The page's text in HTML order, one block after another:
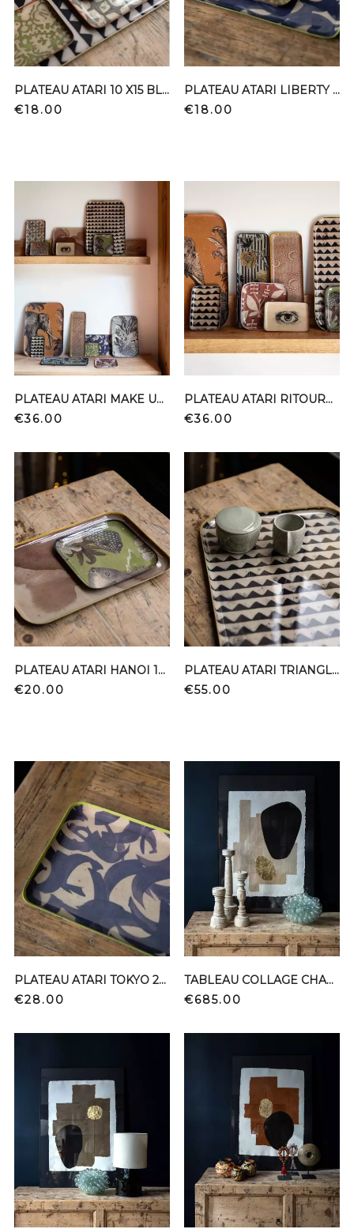
PLATEAU ATARI 10 X15 BLINK
Price
€18.00
PLATEAU ATARI LIBERTY MENTHE 10*15
Price
€18.00
PLATEAU ATARI MAKE UP 11X33
Price
€36.00
PLATEAU ATARI RITOURNELLE 11X33
Price
€36.00
PLATEAU ATARI HANOI 16*16
Price
€20.00
PLATEAU ATARI TRIANGLE NOIR 30*40
Price
€55.00
PLATEAU ATARI TOKYO 25*15
Price
€28.00
TABLEAU COLLAGE CHANVRE PAPIER ENCRE OR
Price
€685.00